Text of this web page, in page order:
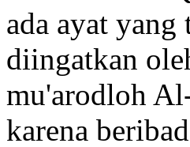
ada ayat yang
diingatkan
mu'arodloh
karena